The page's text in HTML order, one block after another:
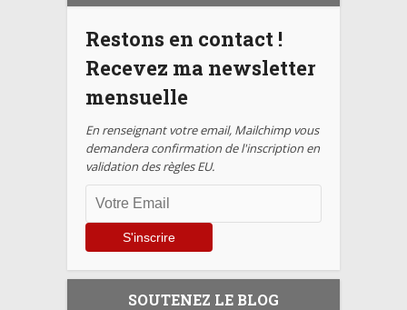
Restons en contact !
Recevez ma newsletter
mensuelle
En renseignant votre email, Mailchimp vous
demandera confirmation de l'inscription en
validation des règles EU.
SOUTENEZ LE BLOG